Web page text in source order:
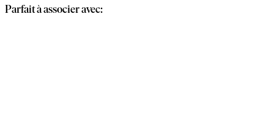
Parfait à associer avec: